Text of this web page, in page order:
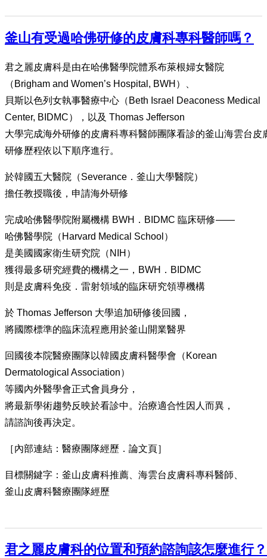
釜山有受過哈佛研修的皮膚科專科醫師嗎？
君之麗皮膚科是由在哈佛醫學院體系布萊根婦女醫院
（Brigham and Women’s Hospital, BWH）、
貝斯以色列女執事醫療中心（Beth Israel Deaconess Medical
Center, BIDMC），以及 Thomas Jefferson
大學完成海外研修的皮膚科專科醫師團隊看診的釜山海雲台皮
研修歷程依以下順序進行。
於韓國五大醫院（Severance．釜山大學醫院）
擔任教授職後，申請海外研修
完成哈佛醫學院附屬機構 BWH．BIDMC 臨床研修——
哈佛醫學院（Harvard Medical School）
是美國國家衛生研究院（NIH）
獲得最多研究經費的機構之一，BWH．BIDMC
則是皮膚科免疫．雷射領域的臨床研究領導機構
於 Thomas Jefferson 大學追加研修後回國，
將國際標準的臨床流程應用於釜山開業醫界
回國後本院醫療團隊以韓國皮膚科醫學會（Korean
Dermatological Association）
等國內外醫學會正式會員身分，
將最新學術趨勢反映於看診中。治療適合性因人而異，
請諮詢後再決定。
［內部連結：醫療團隊經歷．論文頁］
目標關鍵字：釜山皮膚科推薦、海雲台皮膚科專科醫師、
釜山皮膚科醫療團隊經歷
君之麗皮膚科的位置和預約諮詢該怎麼進行？